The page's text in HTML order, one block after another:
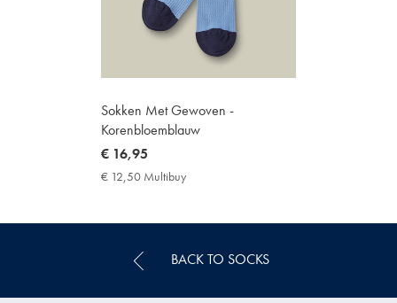
Sokken Met Gewoven -
Korenbloemblauw
now
€
€ 16,95
€ 12,50 Multibuy
Price
BACK TO SOCKS